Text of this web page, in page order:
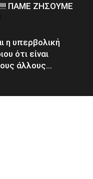
ΠΑΜΕ ΖΗΣΟΥΜΕ
η υπερβολική
ότι είναι
άλλους…